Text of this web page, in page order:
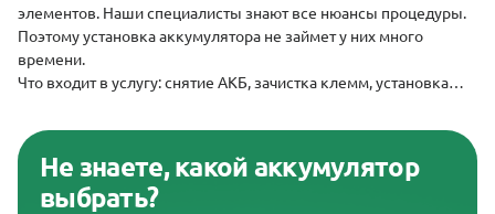
элементов. Наши специалисты знают все нюансы процедуры.
Поэтому установка аккумулятора не займет у них много
времени.
Что входит в услугу: снятие АКБ, зачистка клемм, установка
Не знаете, какой аккумулятор
выбрать?